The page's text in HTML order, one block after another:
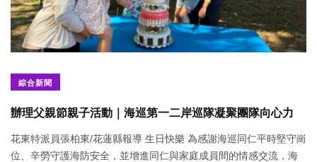
綜合新聞
辦理父親節親子活動｜海巡第一二岸巡隊凝聚團隊向心力
花東特派員張柏東/花蓮縣報導 生日快樂 為感謝海巡同仁平時堅守崗
位、辛勞守護海防安全，並增進同仁與家庭成員間的情感交流，海